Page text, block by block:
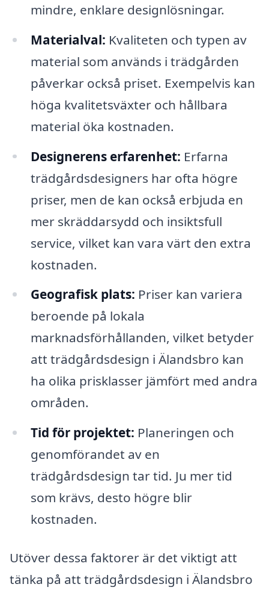
mindre, enklare designlösningar.
Materialval: Kvaliteten och typen av
material som används i trädgården
påverkar också priset. Exempelvis kan
höga kvalitetsväxter och hållbara
material öka kostnaden.
Designerens erfarenhet: Erfarna
trädgårdsdesigners har ofta högre
priser, men de kan också erbjuda en
mer skräddarsydd och insiktsfull
service, vilket kan vara värt den extra
kostnaden.
Geografisk plats: Priser kan variera
beroende på lokala
marknadsförhållanden, vilket betyder
att trädgårdsdesign i Älandsbro kan
ha olika prisklasser jämfört med andra
områden.
Tid för projektet: Planeringen och
genomförandet av en
trädgårdsdesign tar tid. Ju mer tid
som krävs, desto högre blir
kostnaden.
Utöver dessa faktorer är det viktigt att
tänka på att trädgårdsdesign i Älandsbro